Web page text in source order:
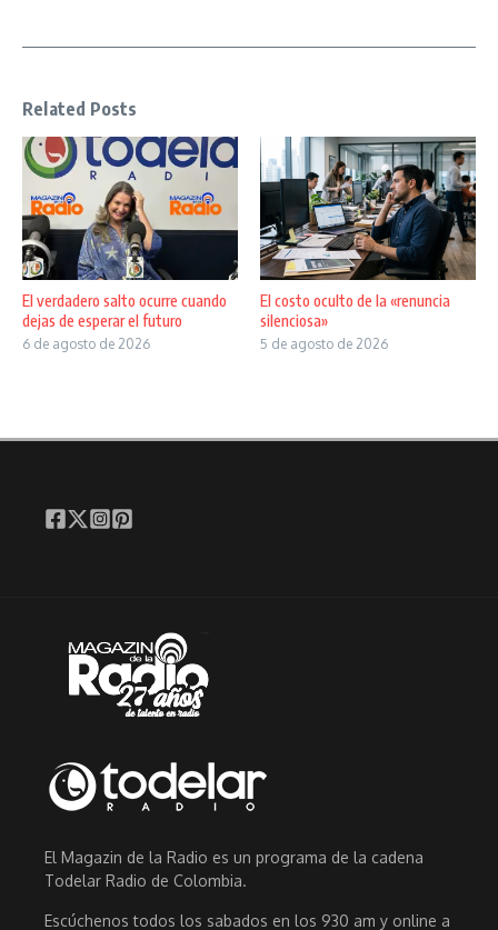
Related Posts
El verdadero salto ocurre cuando
dejas de esperar el futuro
6 de agosto de 2026
El costo oculto de la «renuncia
silenciosa»
5 de agosto de 2026
El Magazin de la Radio es un programa de la cadena
Todelar Radio de Colombia.
Escúchenos todos los sabados en los 930 am y online a